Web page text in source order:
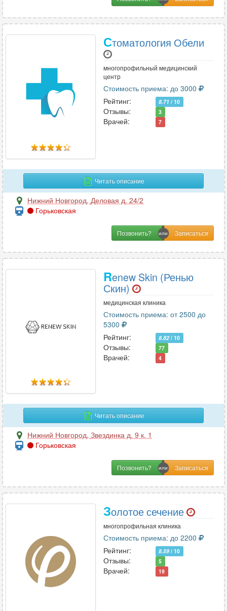
Стоматология Обели
многопрофильный медицинский
центр
Стоимость приема: до 3000
Рейтинг:
8.71 / 10
Отзывы: 3
Врачей: 7
Читать описание
Нижний Новгород, Деловая д. 24/2
Горьковская
Позвонить?
Renew Skin (Ренью
Скин)
медицинская клиника
Стоимость приема: от 2500 до
5300
Рейтинг:
8.82 / 10
Отзывы: 77
Врачей: 4
Читать описание
Нижний Новгород, Звездинка д. 9 к. 1
Горьковская
Позвонить?
Золотое сечение
многопрофильная клиника
Стоимость приема: до 2200
Рейтинг:
8.59 / 10
Отзывы: 5
Врачей: 19